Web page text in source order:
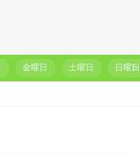
金曜日 土曜日 日曜日